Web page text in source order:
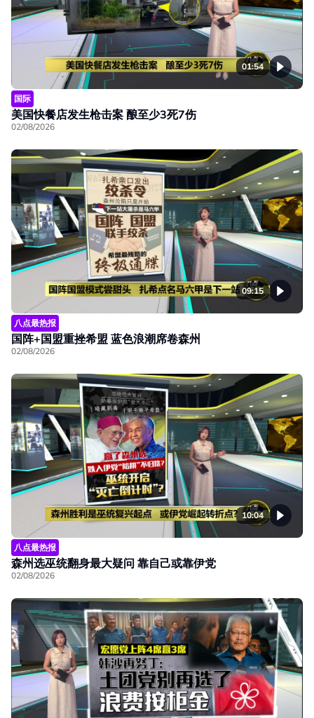
01:54
国际
美国快餐店发生枪击案 酿至少3死7伤
02/08/2026
09:15
八点最热报
国阵+国盟重挫希盟 蓝色浪潮席卷森州
02/08/2026
10:04
八点最热报
森州选巫统翻身最大疑问 靠自己或靠伊党
02/08/2026